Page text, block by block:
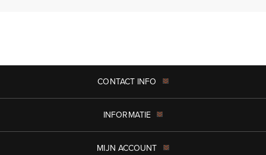
CONTACT INFO
INFORMATIE
MIJN ACCOUNT